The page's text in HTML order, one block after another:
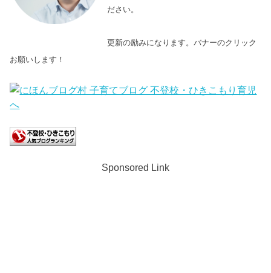
ださい。
更新の励みになります。バナーのクリック
お願いします！
Sponsored Link